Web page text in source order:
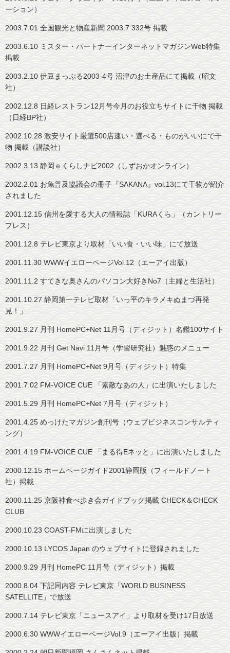
ーション）
2003.7.01 全国観光と物産新聞 2003.7 332号 掲載
2003.6.10 ミスター・パートナーインターネットマガジンWeb特集
掲載
2003.2.10 伊豆まっぷる2003-4号 沼津のお土産品にて掲載（昭文
社）
2002.12.8 日経レストラン12月号今月のお役立ちサイトに干物 掲載
（日経BP社）
2002.10.28 激安サイト厳選500店速い・選べる・ものがいいにで干
物 掲載（講談社）
2002.3.13 静岡ｅくらしナビ2002（しずおかオンライン）
2002.2.01 お魚普及協議会の冊子『SAKANA』vol.13にて干物が紹介
されました
2001.12.15 信州を愛する大人の情報誌「KURAくら」（カントリー
プレス）
2001.12.8 テレビ東京より取材「いい食・いい味」にて放送
2001.11.30 WWWイエローページVol.12（エーアイ出版）
2001.11.2 すてきな奥さんのパソコン大好きNo7（主婦と生活社）
2001.10.27 静岡第一テレビ取材「いっ平のキラメキぬまづ再発
見！」
2001.9.27 月刊 HomePC+Net 11月号（ディジット）名鑑100サイト
2001.9.22 月刊 Get Navi 11月号（学習研究社）魅惑のメニュー
2001.7.27 月刊 HomePC+Net 9月号（ディジット）特集
2001.7.02 FM-VOICE CUE 「素敵なあの人」に出演いたしました
2001.5.29 月刊 HomePC+Net 7月号（ディジット）
2001.4.25 めっけたマガジン創刊号（ウェブビジネスコンサルティ
ング）
2001.4.19 FM-VOICE CUE 「まる得Eネッと」に出演いたしました
2000.12.15 ホームページガイド2001静岡版（フィールドノート
社）掲載
2000.11.25 京阪神食べ歩き会ガイドブック掲載 CHECK＆CHECK
CLUB
2000.10.23 COAST-FMに出演しました
2000.10.13 LYCOS Japan のウェブサイトに登録されました
2000.9.29 月刊 HomePC 11月号（ディジット）掲載
2000.8.04 下記同内容 テレビ東京「WORLD BUSINESS
SATELLITE」で放送
2000.7.14 テレビ東京「ニュースアイ」より取材を受け17日放送
2000.6.30 WWWイエローページVol.9（エーアイ出版）掲載